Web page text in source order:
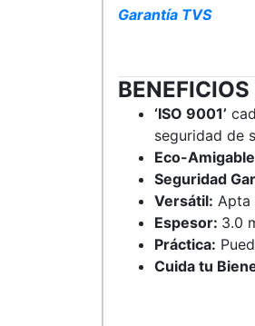
Garantía TVS
‘ISO 9001’
seguridad de
Eco-
Seguridad
Versátil: Apta
Espesor: 3.0
Práctica:
Cuida tu